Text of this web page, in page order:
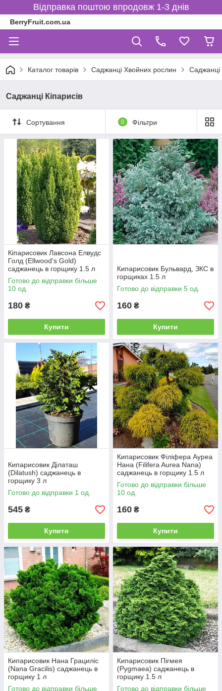
Відправка поштою впродовж 1-3 днів
BerryFruit.com.ua
Каталог товарів Саджанці Хвойних рослин Саджанці
Саджанці Кіпарисів
Сортування 0 Фільтри
Кіпарисовик Лавсона Елвудс
Голд (Ellwood's Gold)
саджанець в горщику 1.5 л
Готово до відправки більше
10 од.
180 ₴
Купити
Кипарисовик Бульвард, ЗКС в
горщиках 1.5 л
Готово до відправки 5 од.
160 ₴
Купити
Кипарисовик Ділаташ
(Dilatush) саджанець в
горщику 3 л
Готово до відправки 1 од.
545 ₴
Купити
Кипарисовик Філіфера Ауреа
Нана (Filifera Aurea Nana)
саджанець в горщику 1.5 л
Готово до відправки більше
10 од.
160 ₴
Купити
Кипарисовик Нана Грациліс
(Nana Gracilis) саджанець в
горщику 1 л
Готово до відправки більше
Кипарисовик Пігмея
(Pygmaea) саджанець в
горщику 1.5 л
Готово до відправки більше